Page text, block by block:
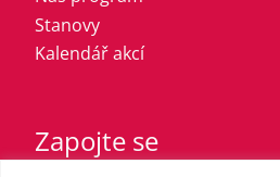
Stanovy
Kalendář akcí
Zapojte se